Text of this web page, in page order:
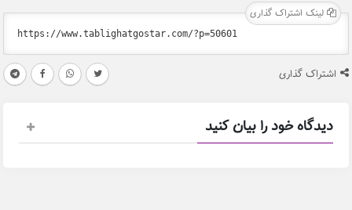
لینک اشتراک گذاری
اشتراک گذاری
دیدگاه خود را بیان کنید